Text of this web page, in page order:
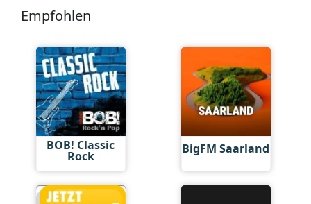
Empfohlen
BOB! Classic
Rock BigFM Saarland